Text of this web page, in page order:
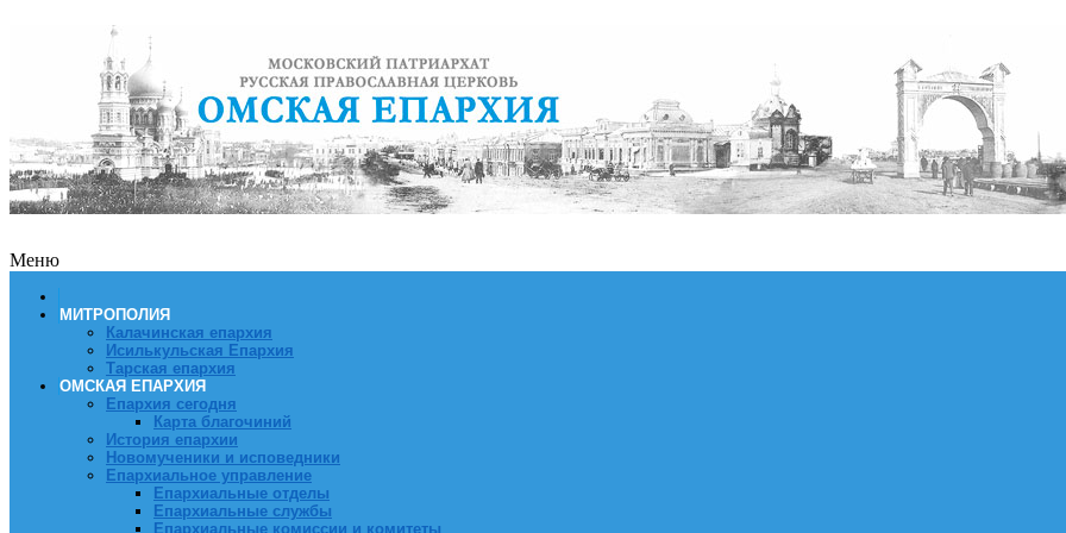
Меню
МИТРОПОЛИЯ
Калачинская епархия
Исилькульская Епархия
Тарская епархия
ОМСКАЯ ЕПАРХИЯ
Епархия сегодня
Карта благочиний
История епархии
Новомученики и исповедники
Епархиальное управление
Епархиальные отделы
Епархиальные службы
Епархиальные комиссии и комитеты